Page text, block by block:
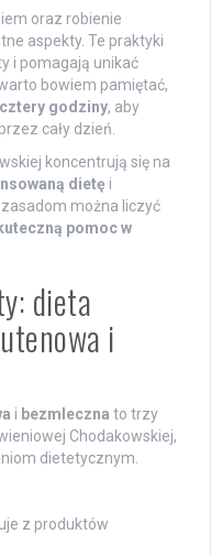
oraz robienie
aspekty. Te praktyki
i pomagają unikać
bowiem pamiętać,
cztery godziny, aby
przez cały dzień.
koncentrują się na
dietę i
zasadom można liczyć
pomoc w
dieta
i
i bezmleczna to trzy
Chodakowskiej,
dietetycznym.
z produktów